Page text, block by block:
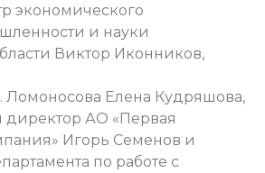
экономического
и науки
Виктор Иконников,
Елена Кудряшова,
директор АО «Первая
Игорь Семенов и
по работе с